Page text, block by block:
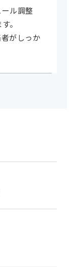
ル調整
。
がしっか